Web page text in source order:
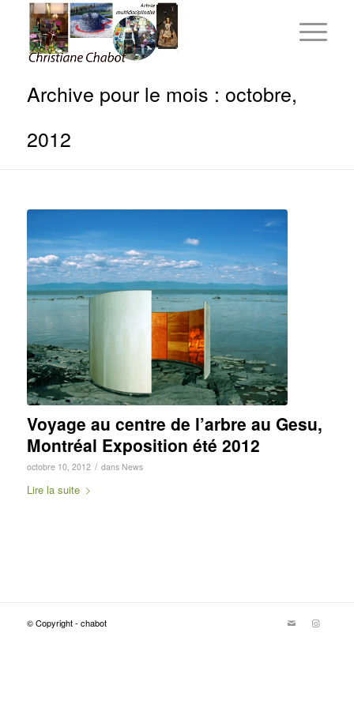
Archive pour le mois : octobre,
2012
Voyage au centre de l’arbre au Gesu,
Montréal Exposition été 2012
octobre 10, 2012 / dans News
Lire la suite
© Copyright - chabot